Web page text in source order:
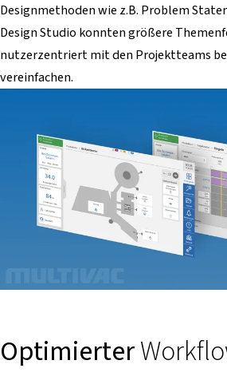
Designmethoden wie z.B. Problem
Design Studio konnten größere
nutzerzentriert mit den Projektteams
vereinfachen.
Optimierter